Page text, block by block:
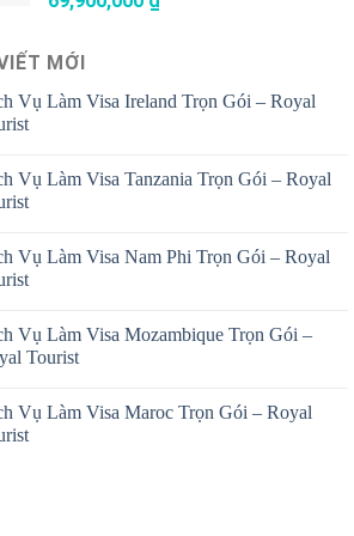
MỚI
Vụ Làm Visa Ireland Trọn Gói – Royal
Vụ Làm Visa Tanzania Trọn Gói – Royal
Vụ Làm Visa Nam Phi Trọn Gói – Royal
Vụ Làm Visa Mozambique Trọn Gói –
Tourist
Vụ Làm Visa Maroc Trọn Gói – Royal